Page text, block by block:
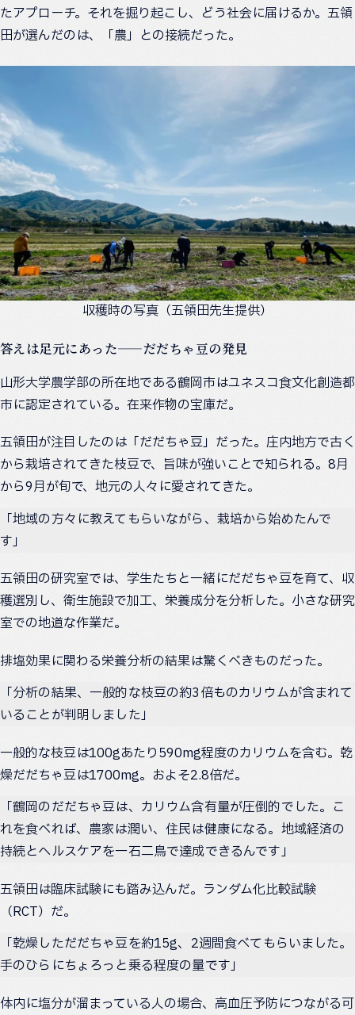
たアプローチ。それを掘り起こし、どう社会に届けるか。五領
田が選んだのは、「農」との接続だった。
収穫時の写真（五領田先生提供）
答えは足元にあった——だだちゃ豆の発見
山形大学農学部の所在地である鶴岡市はユネスコ食文化創造都
市に認定されている。在来作物の宝庫だ。
五領田が注目したのは「だだちゃ豆」だった。庄内地方で古く
から栽培されてきた枝豆で、旨味が強いことで知られる。8月
から9月が旬で、地元の人々に愛されてきた。
「地域の方々に教えてもらいながら、栽培から始めたんで
す」
五領田の研究室では、学生たちと一緒にだだちゃ豆を育て、収
穫選別し、衛生施設で加工、栄養成分を分析した。小さな研究
室での地道な作業だ。
排塩効果に関わる栄養分析の結果は驚くべきものだった。
「分析の結果、一般的な枝豆の約3倍ものカリウムが含まれて
いることが判明しました」
一般的な枝豆は100gあたり590mg程度のカリウムを含む。乾
燥だだちゃ豆は1700mg。およそ2.8倍だ。
「鶴岡のだだちゃ豆は、カリウム含有量が圧倒的でした。こ
れを食べれば、農家は潤い、住民は健康になる。地域経済の
持続とヘルスケアを一石二鳥で達成できるんです」
五領田は臨床試験にも踏み込んだ。ランダム化比較試験
（RCT）だ。
「乾燥しただだちゃ豆を約15g、2週間食べてもらいました。
手のひらにちょろっと乗る程度の量です」
体内に塩分が溜まっている人の場合、高血圧予防につながる可